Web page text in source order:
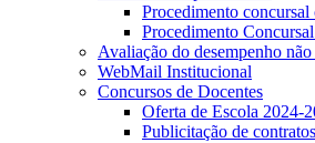
Procedimento concursal
Procedimento
Avaliação do desempenho
WebMail Institucional
Concursos de Docentes
Oferta de Escola 2024-
Publicitação de contratos